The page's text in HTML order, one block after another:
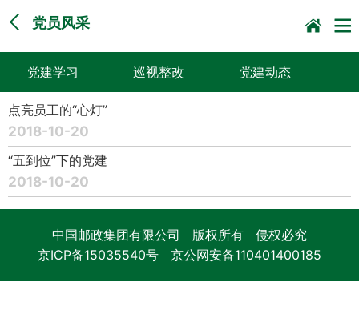
党员风采
党建学习 巡视整改 党建动态
党员风采
今天你读书了吗？
届三中全会精神
点亮员工的“心灯”
2018-10-20
“五到位”下的党建
2018-10-20
中国邮政集团有限公司 版权所有 侵权必究
京ICP备15035540号 京公网安备110401400185